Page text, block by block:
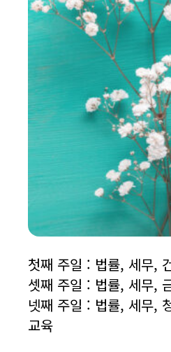
첫째 주일 : 법률, 세무,
셋째 주일 : 법률, 세무,
넷째 주일 : 법률, 세무,
교육